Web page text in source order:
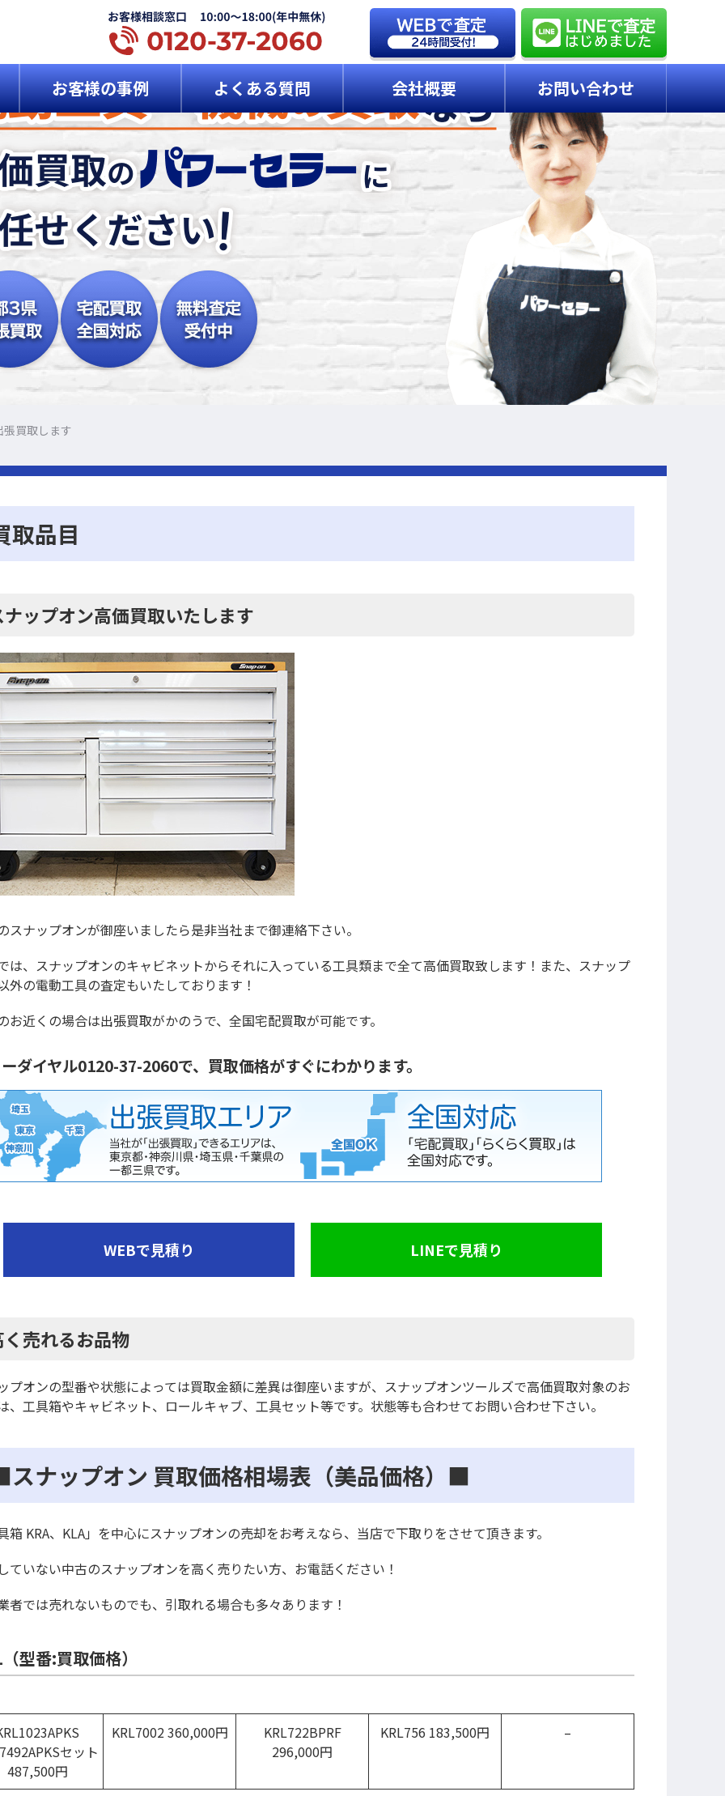
お客様の事例 よくある質問 会社概要 お問い合わせ
張買取します
取品目
ナップオン高価買取いたします
スナップオンが御座いましたら是非当社まで御連絡下さい。
は、スナップオンのキャビネットからそれに入っている工具類まで全て高価買取致します！また、スナップ
外の電動工具の査定もいたしております！
お近くの場合は出張買取がかのうで、全国宅配買取が可能です。
ダイヤル0120-37-2060で、買取価格がすぐにわかります。
WEBで見積り LINEで見積り
く売れるお品物
プオンの型番や状態によっては買取金額に差異は御座いますが、スナップオンツールズで高価買取対象のお
、工具箱やキャビネット、ロールキャブ、工具セット等です。状態等も合わせてお問い合わせ下さい。
ナップオン 買取価格相場表（美品価格）■
具箱 KRA、KLA」を中心にスナップオンの売却をお考えなら、当店で下取りをさせて頂きます。
ていない中古のスナップオンを高く売りたい方、お電話ください！
者では売れないものでも、引取れる場合も多々あります！
型番:買取価格）
セット
487,500円
KRL7002 360,000円
KRL722BPRF
296,000円
KRL756 183,500円 –